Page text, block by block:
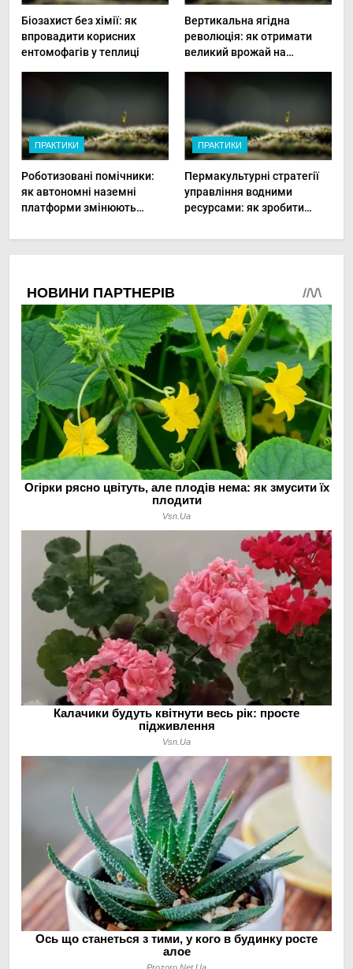
Біозахист без хімії: як
впровадити корисних
ентомофагів у теплиці
Вертикальна ягідна
революція: як отримати
великий врожай на
ПРАКТИКИ
Роботизовані помічники:
як автономні наземні
платформи змінюють
овочами
ПРАКТИКИ
Пермакультурні стратегії
управління водними
ресурсами: як зробити
до посухи